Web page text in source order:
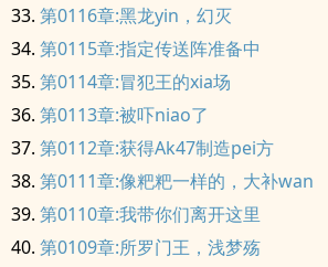
第0116章:黑龙yin，幻灭
第0115章:指定传送阵准备中
第0114章:冒犯王的xia场
第0113章:被吓niao了
第0112章:获得Ak47制造pei方
第0111章:像粑粑一样的，大补wan
第0110章:我带你们离开这里
第0109章:所罗门王，浅梦殇